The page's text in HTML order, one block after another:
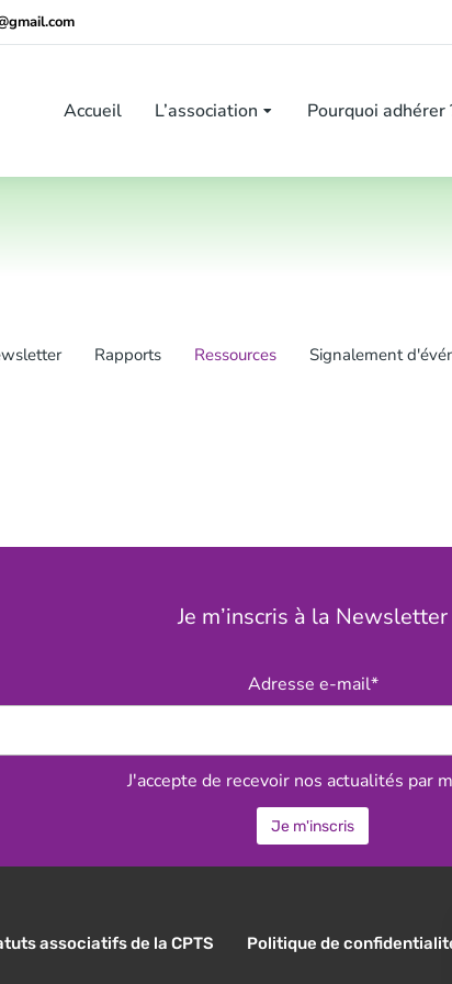
Accueil L’association Pourquoi adhérer
Rapports Ressources Signalement
Je m’inscris à la Newsletter
Adresse e-mail*
J'accepte de recevoir nos actualités par
associatifs de la CPTS Politique de